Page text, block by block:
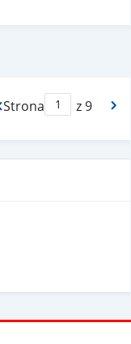
Strona
Max Stronaz 9